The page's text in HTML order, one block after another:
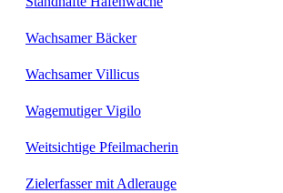
Wachsamer Bäcker
Wachsamer Villicus
Wagemutiger Vigilo
Weitsichtige Pfeilmacherin
Zielerfasser mit Adlerauge